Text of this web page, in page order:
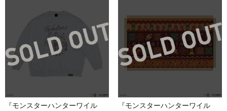
『モンスターハンターワイル
『モンスターハンターワイル